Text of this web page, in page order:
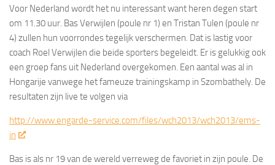
Voor Nederland wordt het nu interessant want heren degen start
om 11.30 uur. Bas Verwijlen (poule nr 1) en Tristan Tulen (poule nr
4) zullen hun voorrondes tegelijk verschermen. Dat is lastig voor
coach Roel Verwijlen die beide sporters begeleidt. Er is gelukkig ook
een groep fans uit Nederland overgekomen. Een aantal was al in
Hongarije vanwege het fameuze trainingskamp in Szombathely. De
resultaten zijn live te volgen via
http://www.engarde-service.com/files/wch2013/wch2013/ems-
in
Bas is als nr 19 van de wereld verreweg de favoriet in zijn poule. De